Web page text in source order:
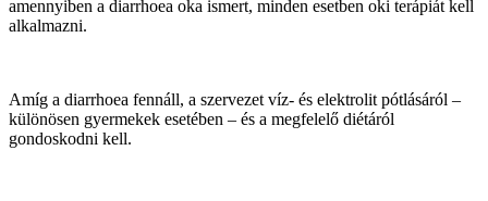
amennyiben a diarrhoea oka ismert, minden esetben oki terápiát kell
alkalmazni.
Amíg a diarrhoea fennáll, a szervezet víz- és elektrolit pótlásáról –
különösen gyermekek esetében – és a megfelelő diétáról
gondoskodni kell.